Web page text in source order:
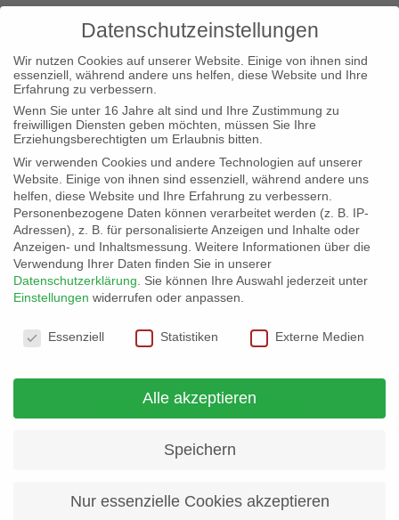
Teile diesen Artikel
Prev
VORIGER
NÄCHSTER
Datenschutzeinstellungen
Wir nutzen Cookies auf unserer Website. Einige von ihnen sind
essenziell, während andere uns helfen, diese Website und Ihre
Erfahrung zu verbessern.
Wenn Sie unter 16 Jahre alt sind und Ihre Zustimmung zu
freiwilligen Diensten geben möchten, müssen Sie Ihre
Erziehungsberechtigten um Erlaubnis bitten.
Wir verwenden Cookies und andere Technologien auf unserer
Website. Einige von ihnen sind essenziell, während andere uns
helfen, diese Website und Ihre Erfahrung zu verbessern.
Personenbezogene Daten können verarbeitet werden (z. B. IP-
Adressen), z. B. für personalisierte Anzeigen und Inhalte oder
Anzeigen- und Inhaltsmessung. Weitere Informationen über die
Verwendung Ihrer Daten finden Sie in unserer
Datenschutzerklärung
Sie können Ihre Auswahl jederzeit unter
Einstellungen widerrufen oder anpassen.
Essenziell
Statistiken Externe Medien
Alle akzeptieren
Speichern
Nur essenzielle Cookies akzeptieren